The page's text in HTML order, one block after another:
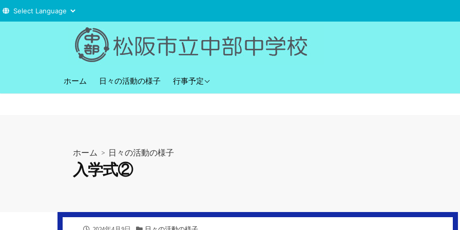
へ
ホーム 日々の活動の様子 行事予定
直近の行事予定
ホーム > 日々の活動の様子
入学式②
公
カ